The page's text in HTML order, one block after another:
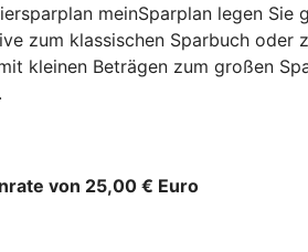
meinSparplan legen
zum klassischen Sparbuch oder
kleinen Beträgen zum großen
von 25,00 € Euro